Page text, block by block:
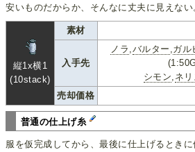
安いものだからか、そんなに丈夫に見えない
縦1x横1
(10stack)
素材
入手先
ノラ ,バルター ,ガル
シモン, ネ
売却価格
普通の仕上げ糸
服を仮完成してから、最後に仕上げるときに